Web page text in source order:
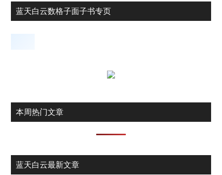
蓝天白云数格子面子书专页
本周热门文章
蓝天白云最新文章